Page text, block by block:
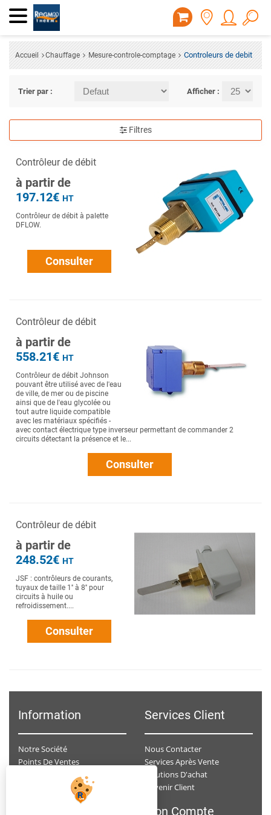
Accueil Chauffage Mesure-controle-comptage Controleurs de debit
Trier par : Afficher :
Filtres
Contrôleur de débit
à partir de
197.12€ HT
Contrôleur de débit à palette
DFLOW.
Consulter
Contrôleur de débit
à partir de
558.21€ HT
Contrôleur de débit Johnson
pouvant être utilisé avec de l'eau
de ville, de mer ou de piscine
ainsi que de l'eau glycolée ou
tout autre liquide compatible
avec les matériaux spécifiés -
avec contact électrique type inverseur permettant de commander 2
circuits détectant la présence et le...
Consulter
Contrôleur de débit
à partir de
248.52€ HT
JSF : contrôleurs de courants,
tuyaux de taille 1'' à 8'' pour
circuits à huile ou
refroidissement....
Consulter
Information
Notre Société
Points De Ventes
Données Personnelles
Services Client
Nous Contacter
Services Après Vente
Solutions D'achat
Devenir Client
Mon Compte